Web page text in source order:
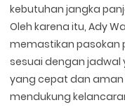
kebutuhan jangka
Oleh karena itu, Ady
memastikan pasokan
sesuai dengan jadwal
yang cepat dan
mendukung